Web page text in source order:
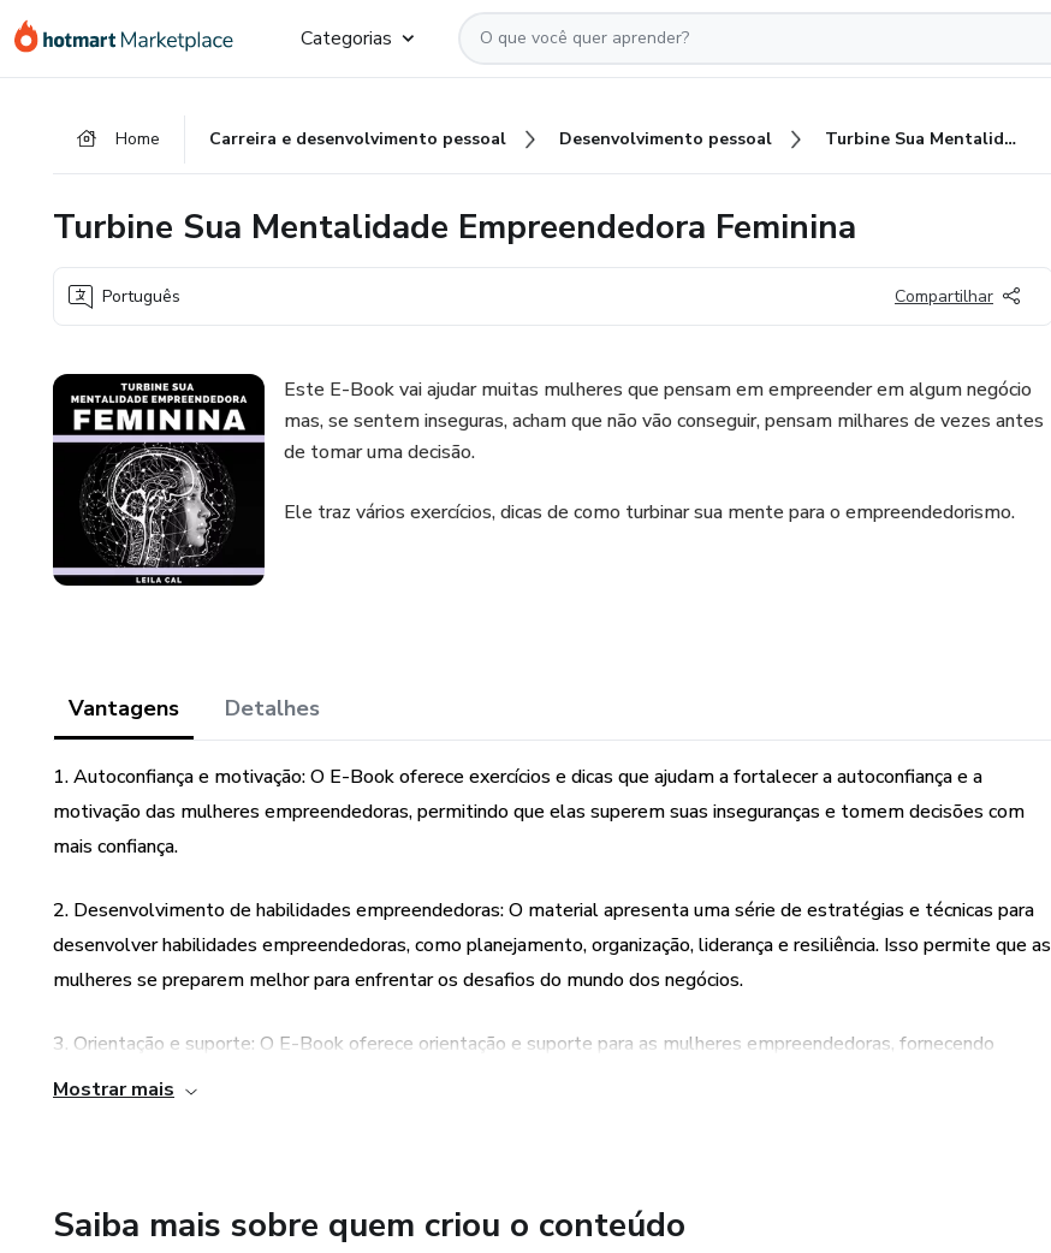
para
para
para
Categorias
Home Carreira e desenvolvimento pessoal Desenvolvimento pessoal Turbine Sua Mentalidade Empreendedora Feminina
Turbine Sua Mentalidade Empreendedora Feminina
Português Compartilhar
Este E-Book vai ajudar muitas mulheres que pensam em empreender em algum negócio
mas, se sentem inseguras, acham que não vão conseguir, pensam milhares de vezes antes
de tomar uma decisão.
Ele traz vários exercícios, dicas de como turbinar sua mente para o empreendedorismo.
Vantagens Detalhes
1. Autoconfiança e motivação: O E-Book oferece exercícios e dicas que ajudam a fortalecer a autoconfiança e a
motivação das mulheres empreendedoras, permitindo que elas superem suas inseguranças e tomem decisões com
mais confiança.
2. Desenvolvimento de habilidades empreendedoras: O material apresenta uma série de estratégias e técnicas para
desenvolver habilidades empreendedoras, como planejamento, organização, liderança e resiliência. Isso permite que as
mulheres se preparem melhor para enfrentar os desafios do mundo dos negócios.
3. Orientação e suporte: O E-Book oferece orientação e suporte para as mulheres empreendedoras, fornecendo
informações valiosas sobre como iniciar e gerenciar um negócio de forma eficaz. Além disso, ele também oferece dicas
Mostrar mais
Saiba mais sobre quem criou o conteúdo